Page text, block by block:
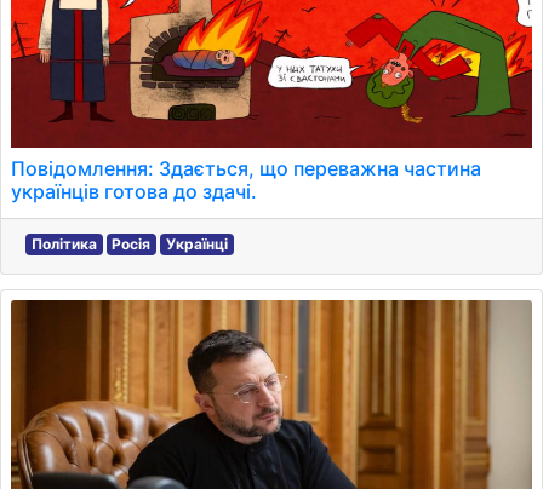
Повідомлення: Здається, що переважна частина
українців готова до здачі.
Політика Росія Українці